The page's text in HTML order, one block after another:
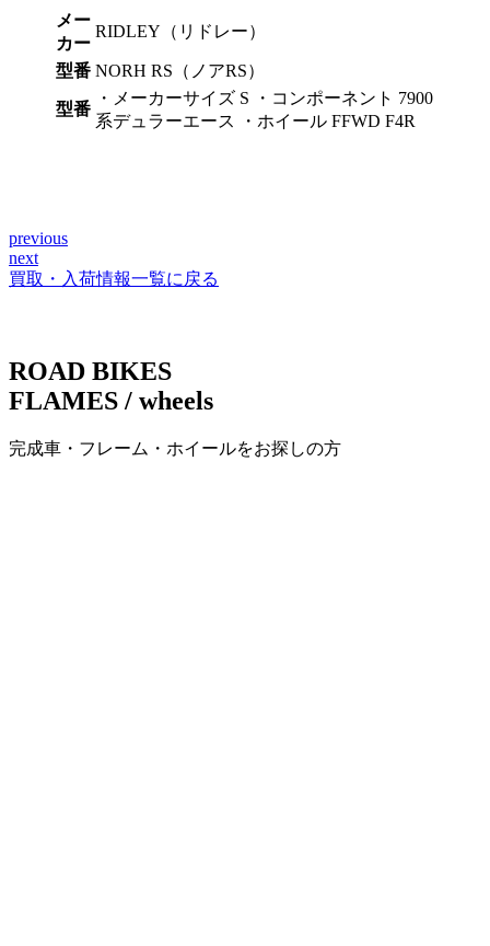
メー
カー
RIDLEY（リドレー）
型番 NORH RS（ノアRS）
型番
・メーカーサイズ S ・コンポーネント 7900
系デュラーエース ・ホイール FFWD F4R
投
稿
ゲ
シ
previous
next
買取・入荷情報一覧に戻る
ROAD BIKES
FLAMES / wheels
完成車・フレーム・ホイールをお探しの方